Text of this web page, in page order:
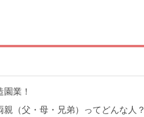
業！
親（父・母・兄弟）ってどんな人？